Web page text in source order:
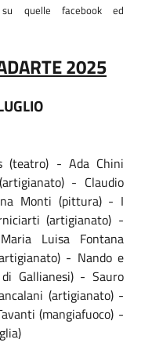
quelle facebook ed
2025
(teatro) - Ada Chini
- Claudio
Monti (pittura) - I
(artigianato) -
Luisa Fontana
- Nando e
Gallianesi) - Sauro
(artigianato) -
(mangiafuoco) -